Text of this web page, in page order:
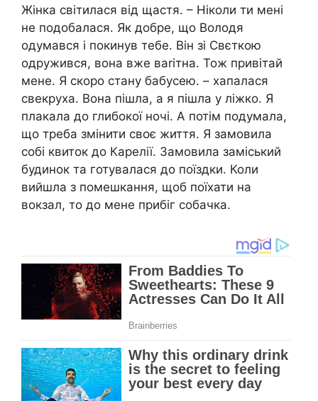
Жінка світилася від щастя. – Ніколи ти мені
не подобалася. Як добре, що Володя
одумався і покинув тебе. Він зі Свєткою
одружився, вона вже ваrітна. Тож привітай
мене. Я скоро стану бабусею. – хапалася
свекpуха. Вона пішла, а я пішла у ліжко. Я
плакала до глибокої ночі. А потім подумала,
що треба змінити своє життя. Я замовила
собі квиток до Карелії. Замовила заміський
будинок та готувалася до поїздки. Коли
вийшла з помешкання, щоб поїхати на
вокзал, то до мене прибіг собачка.